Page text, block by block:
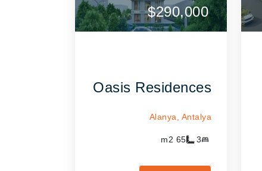
ارتباط با عامل
$290,000
Oasis Residences
Alanya, Antalya
3
65